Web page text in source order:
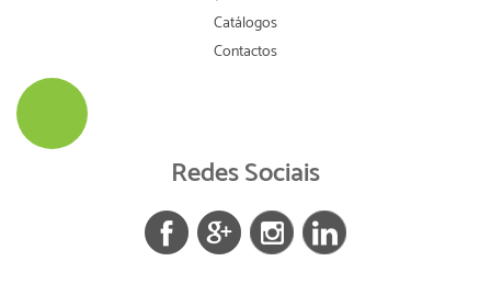
Catálogos
Contactos
Redes Sociais